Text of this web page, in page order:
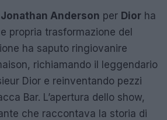
Jonathan Anderson per Dior ha
propria trasformazione del
ha saputo ringiovanire
richiamando il leggendario
Dior e reinventando pezzi
Bar. L’apertura dello show,
che raccontava la storia di